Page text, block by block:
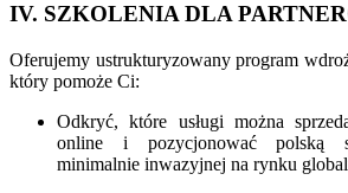
IV. SZKOLENIA DLA
Oferujemy ustrukturyzowany program
który pomoże Ci:
Odkryć, które usługi można
online i pozycjonować polską
minimalnie inwazyjnej na rynku